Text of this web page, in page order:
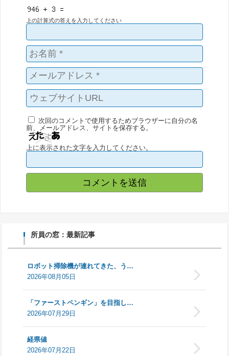
上の計算式の答えを入力してください
次回のコメントで使用するためブラウザーに自分の名
前、メールアドレス、サイトを保存する。
上に表示された文字を入力してください。
所員の窓：最新記事
ロボット掃除機が連れてきた、う…
2026年08月05日
「ファーストペンギン」を目指し…
2026年07月29日
経県値
2026年07月22日